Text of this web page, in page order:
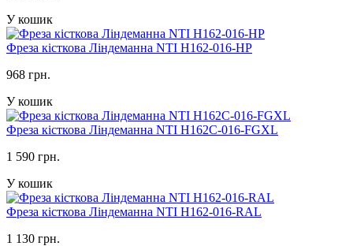
У кошик
Фреза кісткова Ліндеманна NTI H162-016-HP
968 грн.
У кошик
Фреза кісткова Ліндеманна NTI H162C-016-FGXL
1 590 грн.
У кошик
Фреза кісткова Ліндеманна NTI H162-016-RAL
1 130 грн.